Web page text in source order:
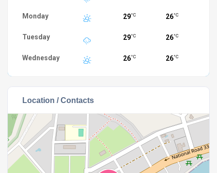
Monday 29°C 26°C
Tuesday 29°C 26°C
Wednesday 26°C 26°C
Location / Contacts